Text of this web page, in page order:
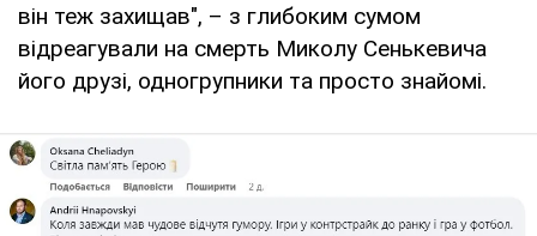
він теж захищав", – з глибоким сумом
відреагували на смерть Миколу Сенькевича
його друзі, одногрупники та просто знайомі.